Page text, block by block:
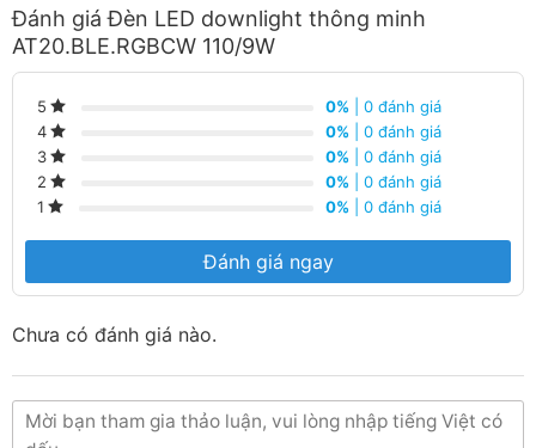
Điện áp có thể hoạt động
150 V – 250 V
Dòng điện (Max)
Thông số quang
820 lm
Hiệu suất sáng
91 lm/W
Nhiệt độ màu ánh sáng
Hệ số trả màu (CRI)
80
Tuổi thọ
Đánh giá Đèn LED downlight thông minh
AT20.BLE.RGBCW 110/9W
5 0% | 0 đánh giá
4
0% | 0 đánh giá
3
0% | 0 đánh giá
2
0% | 0 đánh giá
1
0% | 0 đánh giá
Đánh giá ngay
Chưa có đánh giá nào.